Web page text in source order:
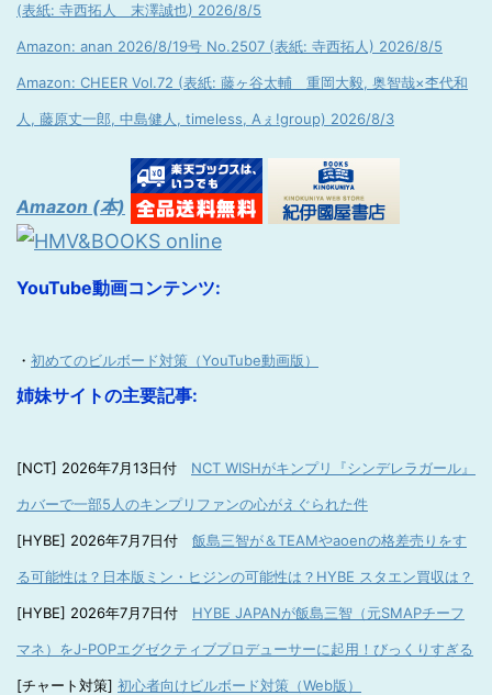
(表紙: 寺西拓人 末澤誠也) 2026/8/5
Amazon: anan 2026/8/19号 No.2507 (表紙: 寺西拓人) 2026/8/5
Amazon: CHEER Vol.72 (表紙: 藤ヶ谷太輔 重岡大毅, 奥智哉×杢代和
人, 藤原丈一郎, 中島健人, timeless, Aぇ!group) 2026/8/3
Amazon (本)
YouTube動画コンテンツ:
・ 初めてのビルボード対策（YouTube動画版）
姉妹サイトの主要記事:
[NCT] 2026年7月13日付 NCT WISHがキンプリ『シンデレラガール』
カバーで一部5人のキンプリファンの心がえぐられた件
[HYBE] 2026年7月7日付 飯島三智が＆TEAMやaoenの格差売りをす
る可能性は？日本版ミン・ヒジンの可能性は？HYBE スタエン買収は？
[HYBE] 2026年7月7日付 HYBE JAPANが飯島三智（元SMAPチーフ
マネ）をJ-POPエグゼクティブプロデューサーに起用！びっくりすぎる
[チャート対策] 初心者向けビルボード対策（Web版）